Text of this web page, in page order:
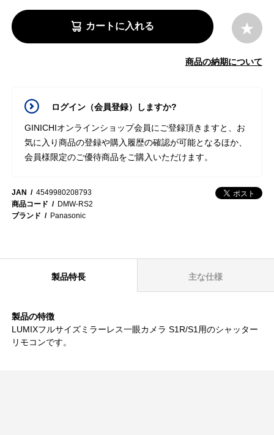
カートに入れる
商品の納期について
ログイン（会員登録）しますか?
GINICHIオンラインショップ会員にご登録頂きますと、お
気に入り商品の登録や購入履歴の確認が可能となるほか、
会員様限定のご優待商品をご購入いただけます。
JAN
4549980208793
商品コード
DMW-RS2
ブランド
Panasonic
製品特長 主な仕様
製品の特徴
LUMIXフルサイズミラーレス一眼カメラ S1R/S1用のシャッター
リモコンです。